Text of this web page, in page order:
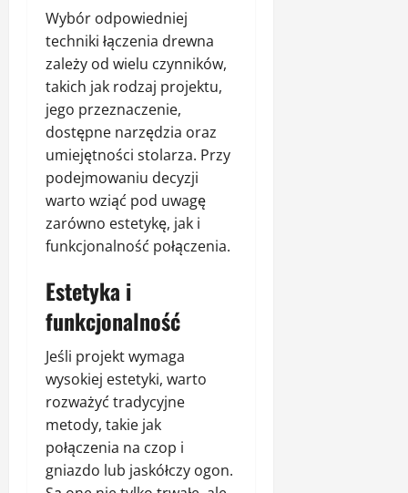
Wybór odpowiedniej
techniki łączenia drewna
zależy od wielu czynników,
takich jak rodzaj projektu,
jego przeznaczenie,
dostępne narzędzia oraz
umiejętności stolarza. Przy
podejmowaniu decyzji
warto wziąć pod uwagę
zarówno estetykę, jak i
funkcjonalność połączenia.
Estetyka i
funkcjonalność
Jeśli projekt wymaga
wysokiej estetyki, warto
rozważyć tradycyjne
metody, takie jak
połączenia na czop i
gniazdo lub jaskółczy ogon.